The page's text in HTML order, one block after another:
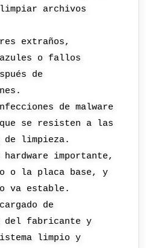
archivos
extraños,
o fallos
de
de malware
que se resisten a las
de limpieza.
hardware importante,
o la placa base, y
va estable.
de
del fabricante y
limpio y